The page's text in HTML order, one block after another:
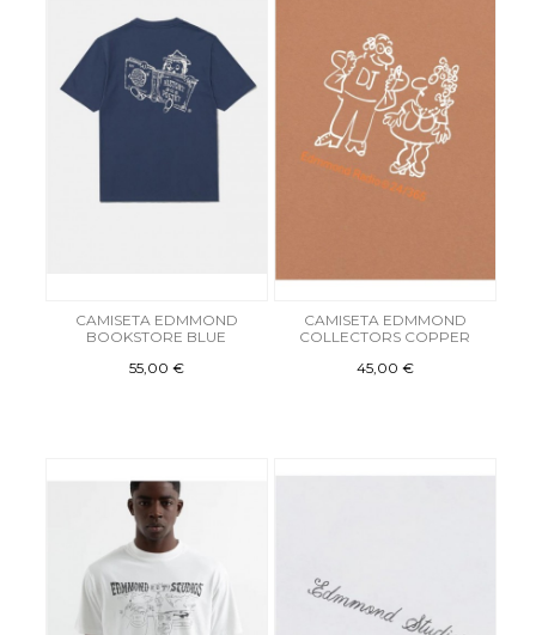
CAMISETA EDMMOND
BOOKSTORE BLUE
55,00 €
CAMISETA EDMMOND
COLLECTORS COPPER
45,00 €